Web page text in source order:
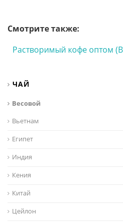
Смотрите также:
Растворимый кофе оптом
ЧАЙ
Весовой
Вьетнам
Египет
Индия
Кения
Китай
Цейлон